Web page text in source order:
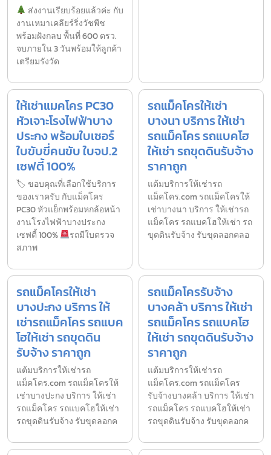
ส่งงานเรียบร้อยแล้วค่ะ กับ
งานเหมาเคลียร์ริ่งวัชพืช
พร้อมฝังกลบ พื้นที่ 600 ตรว.
จบภายใน 3 วันพร้อมให้ลูกค้า
เตรียมรังวัด
ให้เช่าแมคโคร PC30
หัวเจาะโรงไฟฟ้าบาง
ประกง พร้อมใบเซอร์
ใบขับขี่คนขับ ใบจป.2
เซฟตี้ 100%
🏷 ขอบคุณที่เลือกใช้บริการ
ของเราครับ กับแม็คโคร
PC30 หัวแย็กพร้อมหกล้อหน้า
งานโรงไฟฟ้าบางประกง
เซฟตี้ 100%
รถมีใบตรวจ
สภาพ
รถแม็คโครให้เช่า
บางนา บริการ ให้เช่า
รถแม็คโคร รถแบคโฮ
ให้เช่า รถขุดดินรับจ้าง
ราคาถูก
แต้มบริการให้เช่ารถ
แม็คโคร.com รถแม็คโครให้
เช่าบางนา บริการ ให้เช่ารถ
แม็คโคร รถแบคโฮให้เช่า รถ
ขุดดินรับจ้าง รับขุดลอกคลอ
รถแม็คโครให้เช่า
บางปะกง บริการ ให้
เช่ารถแม็คโคร รถแบค
โฮให้เช่า รถขุดดิน
รับจ้าง ราคาถูก
แต้มบริการให้เช่ารถ
แม็คโคร.com รถแม็คโครให้
เช่าบางปะกง บริการ ให้เช่า
รถแม็คโคร รถแบคโฮให้เช่า
รถขุดดินรับจ้าง รับขุดลอกค
รถแม็คโครรับจ้าง
บางคล้า บริการ ให้เช่า
รถแม็คโคร รถแบคโฮ
ให้เช่า รถขุดดินรับจ้าง
ราคาถูก
แต้มบริการให้เช่ารถ
แม็คโคร.com รถแม็คโคร
รับจ้างบางคล้า บริการ ให้เช่า
รถแม็คโคร รถแบคโฮให้เช่า
รถขุดดินรับจ้าง รับขุดลอกค